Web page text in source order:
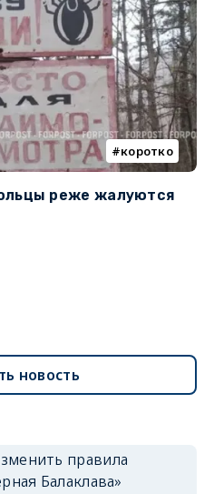
коротко
реже жалуются
новость
правила
Балаклава»